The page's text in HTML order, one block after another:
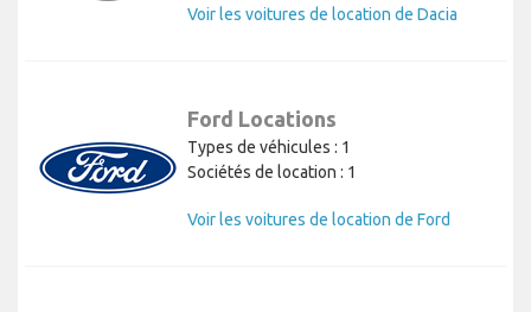
Voir les voitures de location de Dacia
Ford Locations
Types de véhicules : 1
Sociétés de location : 1
Voir les voitures de location de Ford